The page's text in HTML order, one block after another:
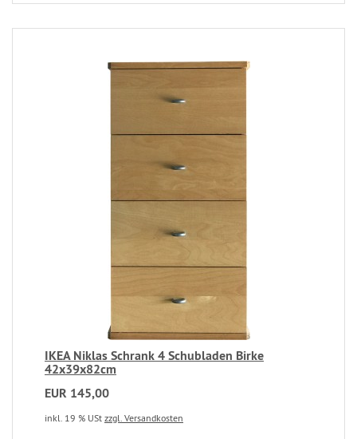
IKEA Niklas Schrank 4 Schubladen Birke
42x39x82cm
EUR 145,00
inkl. 19 % USt zzgl. Versandkosten